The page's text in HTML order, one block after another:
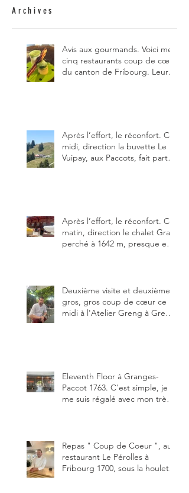
Archives
Avis aux gourmands. Voici mes
cinq restaurants coup de cœur
du canton de Fribourg. Leurs
Après l’effort, le réconfort. Ce
midi, direction la buvette Le
Vuipay, aux Paccots, fait partie
Après l’effort, le réconfort. Ce
matin, direction le chalet Grat
perché à 1642 m, presque en
de plaisir.
Deuxième visite et deuxième
gros, gros coup de cœur ce
midi à l'Atelier Greng à Greng
Eleventh Floor à Granges-
Paccot 1763. C'est simple, je
me suis régalé avec mon très
10.
Repas " Coup de Coeur ", au
restaurant Le Pérolles à
Fribourg 1700, sous la houlette